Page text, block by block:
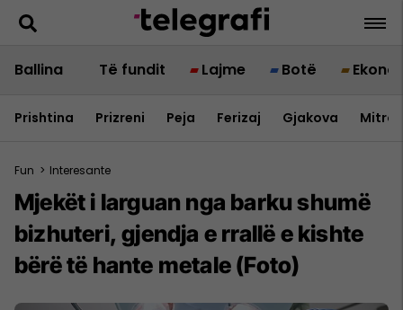
Ballina Të fundit Lajme Botë
Prishtina Prizreni Peja Ferizaj Gjakova
Fun > Interesante
Mjekët i larguan nga barku shumë
bizhuteri, gjendja e rrallë e kishte
bërë të hante metale (Foto)